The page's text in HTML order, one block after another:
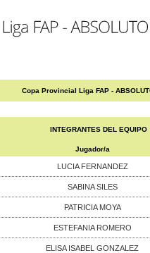
Copa Provincial Liga FAP -
INTEGRANTES DEL EQUIPO
Jugador/a
LUCIA FERNANDEZ
SABINA SILES
PATRICIA MOYA
ESTEFANIA ROMERO
ELISA ISABEL GONZALEZ